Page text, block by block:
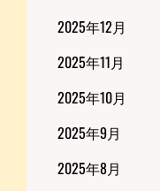
2025年12月
2025年11月
2025年10月
2025年9月
2025年8月